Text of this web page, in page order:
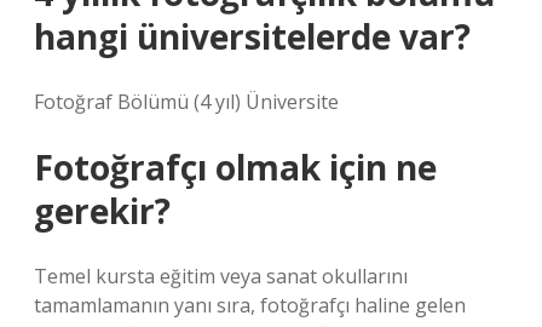
hangi üniversitelerde var?
Fotoğraf Bölümü (4 yıl) Üniversite
Fotoğrafçı olmak için ne
gerekir?
Temel kursta eğitim veya sanat okullarını
tamamlamanın yanı sıra, fotoğrafçı haline gelen